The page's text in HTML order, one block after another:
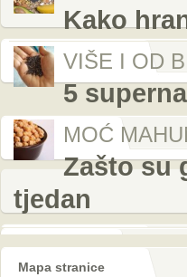
Kako
VIŠE I OD
5
MOĆ
Zašto su
tjedan
Mapa stranice